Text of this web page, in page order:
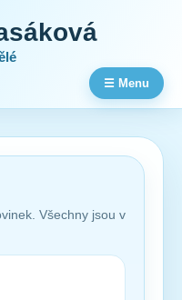
☰ Menu
Všechny jsou v